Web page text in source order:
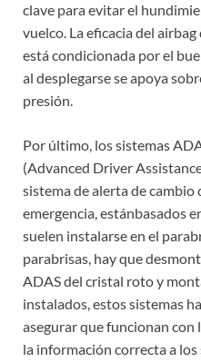
clave para evitar el
vuelco. La eficacia del
está condicionada por el
al desplegarse se apoya
presión.
Por último, los sistemas
(Advanced Driver
sistema de alerta de cambio
emergencia, estánbasados
suelen instalarse en el
parabrisas, hay que
ADAS del cristal roto y
instalados, estos sistemas
asegurar que funcionan con
la información correcta a